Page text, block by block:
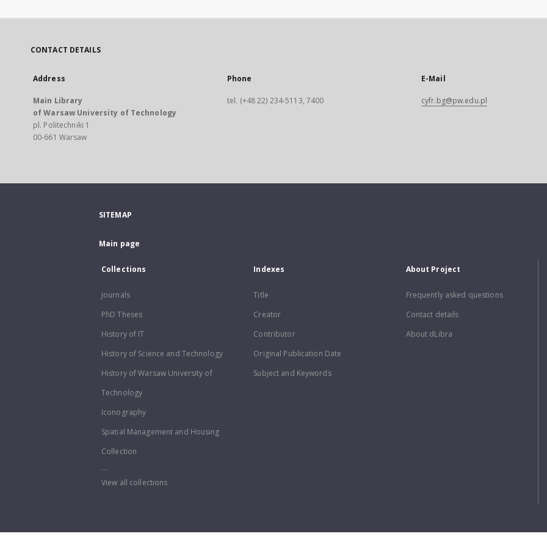
CONTACT DETAILS
Address
Main Library
of Warsaw University of Technology
pl. Politechniki 1
00-661 Warsaw
Phone
tel. (+48 22) 234-5113, 7400
E-Mail
cyfr.bg@pw.edu.pl
SITEMAP
Main page
Collections
Journals
PhD Theses
History of IT
History of Science and Technology
History of Warsaw University of
Technology
Iconography
Spatial Management and Housing
Collection
...
View all collections
Indexes
Title
Creator
Contributor
Original Publication Date
Subject and Keywords
About Project
Frequently asked questions
Contact details
About dLibra